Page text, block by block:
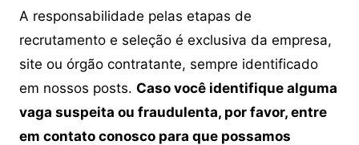
A responsabilidade pelas etapas de
recrutamento e seleção é exclusiva da empresa,
site ou órgão contratante, sempre identificado
em nossos posts. Caso você identifique alguma
vaga suspeita ou fraudulenta, por favor, entre
em contato conosco para que possamos